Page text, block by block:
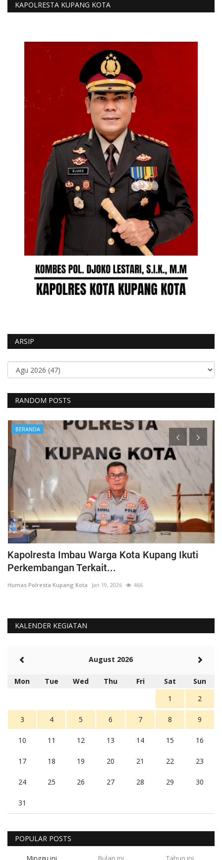
KAPOLRESTA KUPANG KOTA
ARSIP
RANDOM POSTS
BERANDA
Kapolresta Imbau Warga Kota Kupang Ikuti
Perkembangan Terkait...
Humas Polresta Kupang Kota Jan 19, 2026 466
KALENDER KEGIATAN
August 2026
Mon Tue Wed Thu Fri Sat
Sun
1
2
3 4 5 6 7 8 9
10 11 12 13 14 15 16
17 18 19 20 21 22 23
24 25 26 27 28 29 30
31
POPULAR POSTS
Minggu ini Bulan ini Tahun ini